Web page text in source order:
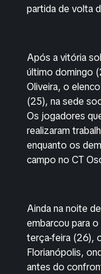
partida de volta
Após a vitória
último domingo
Oliveira, o
(25), na sede
Os jogadores
realizaram
enquanto os
campo no CT
Ainda na noite
embarcou para o
terça-feira (26),
Florianópolis,
antes do